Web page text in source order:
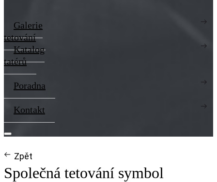
Galerie
tetování
Katalog
tatérů
Poradna
Kontakt
Zpět
Společná tetování symbol